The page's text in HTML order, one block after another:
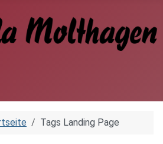
Tags Landing Page